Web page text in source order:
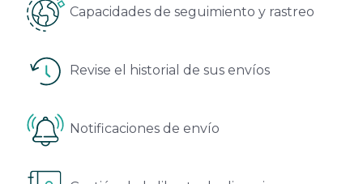
Capacidades de seguimiento y rastreo
Revise el historial de sus envíos
Notificaciones de envío